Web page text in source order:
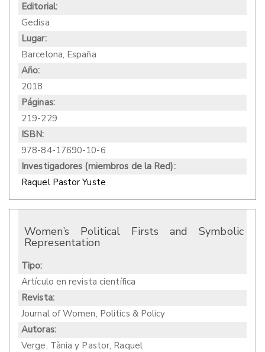
Editorial:
Gedisa
Lugar:
Barcelona, España
Año:
2018
Páginas:
219-229
ISBN:
978-84-17690-10-6
Investigadores (miembros de la Red):
Raquel Pastor Yuste
Women’s Political Firsts and Symbolic
Representation
Tipo:
Artículo en revista científica
Revista:
Journal of Women, Politics & Policy
Autoras:
Verge, Tània y Pastor, Raquel